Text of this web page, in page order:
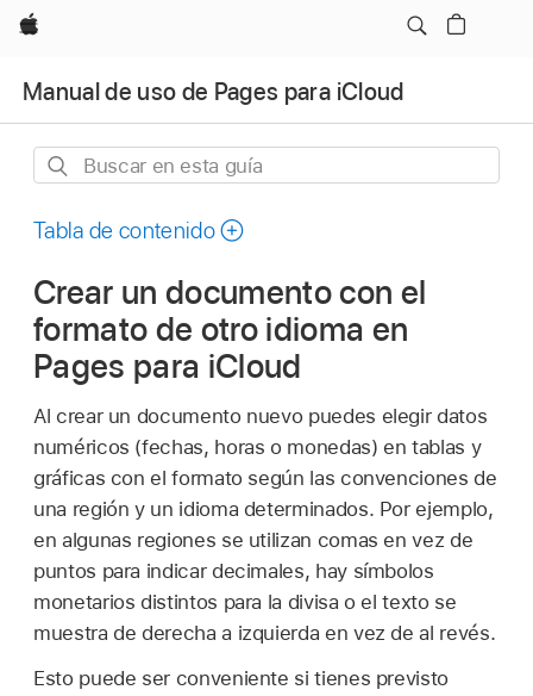
Apple
Manual de uso de Pages para iCloud
Buscar
esta
Tabla de contenido
Crear un documento con el
formato de otro idioma en
Pages para iCloud
Al crear un documento nuevo puedes elegir datos
numéricos (fechas, horas o monedas) en tablas y
gráficas con el formato según las convenciones de
una región y un idioma determinados. Por ejemplo,
en algunas regiones se utilizan comas en vez de
puntos para indicar decimales, hay símbolos
monetarios distintos para la divisa o el texto se
muestra de derecha a izquierda en vez de al revés.
Esto puede ser conveniente si tienes previsto